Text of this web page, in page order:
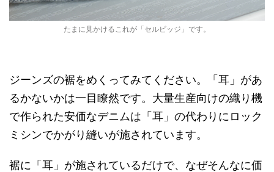
たまに見かけるこれが「セルビッジ」です。
ジーンズの裾をめくってみてください。「耳」があ
るかないかは一目瞭然です。大量生産向けの織り機
で作られた安価なデニムは「耳」の代わりにロック
ミシンでかがり縫いが施されています。
裾に「耳」が施されているだけで、なぜそんなに価